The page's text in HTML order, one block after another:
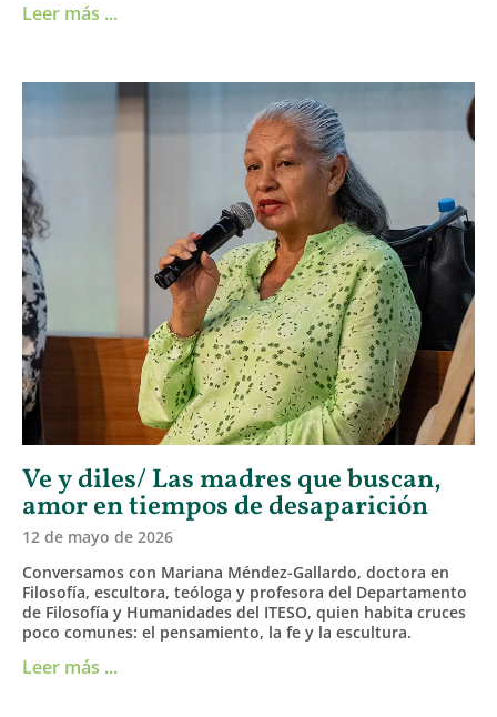
Leer más ...
Ve y diles/ Las madres que buscan,
amor en tiempos de desaparición
12 de mayo de 2026
Conversamos con Mariana Méndez-Gallardo, doctora en
Filosofía, escultora, teóloga y profesora del Departamento
de Filosofía y Humanidades del ITESO, quien habita cruces
poco comunes: el pensamiento, la fe y la escultura.
Leer más ...